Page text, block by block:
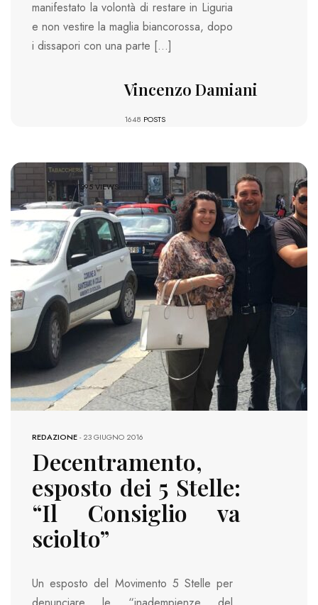
manifestato la volontà di restare in Liguria
e non vestire la maglia biancorossa, dopo
i dissapori con una parte […]
Vincenzo Damiani
1648 POSTS
1395 VIEWS
REDAZIONE-23 GIUGNO 2016
Decentramento,
esposto dei 5 Stelle:
“Il Consiglio va
sciolto”
Un esposto del Movimento 5 Stelle per